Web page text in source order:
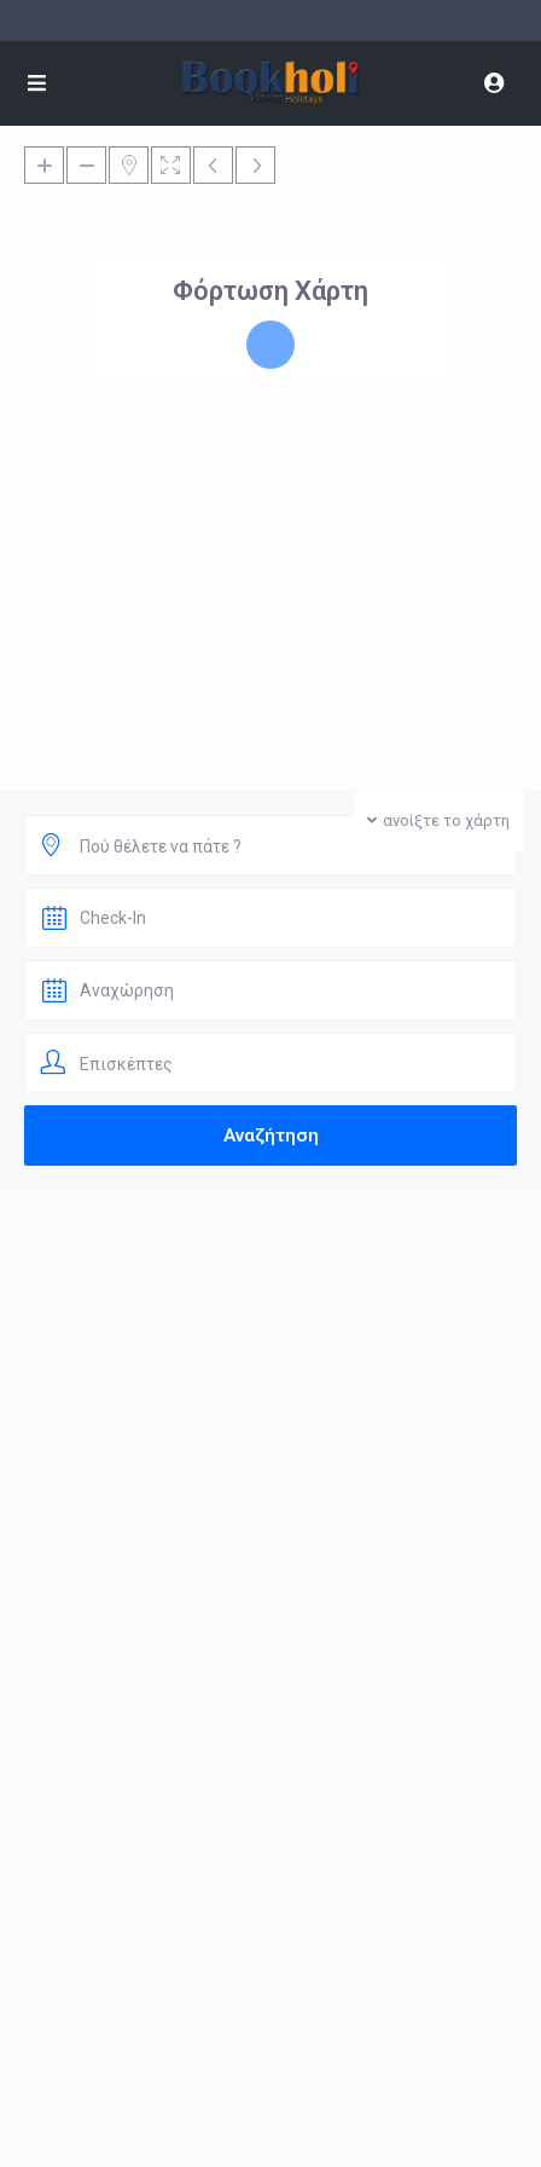
Φόρτωση Χάρτη
ανοίξτε το χάρτη
Πού θέλετε να πάτε ?
Επισκέπτες